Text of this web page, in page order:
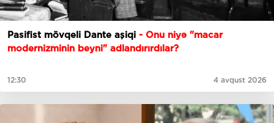
Pasifist mövqeli Dante aşiqi - Onu niyə "macar
modernizminin beyni" adlandırırdılar?
12:30 4 avqust 2026